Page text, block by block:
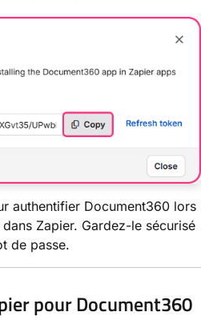
authentifier Document360 lors
Zapier. Gardez-le sécurisé
de passe.
pour Document360